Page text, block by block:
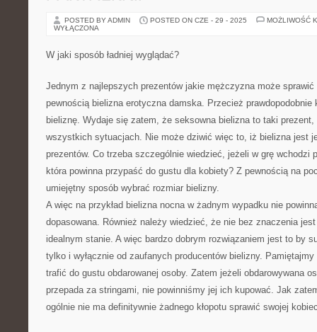
POSTED BY ADMIN POSTED ON CZE - 29 - 2025
MOŻLIWOŚĆ
WYŁĄCZONA
W jaki sposób ładniej wyglądać?
Jednym z najlepszych prezentów jakie mężczyzna może sprawić
pewnością bielizna erotyczna damska. Przecież prawdopodobnie
bieliznę. Wydaje się zatem, że seksowna bielizna to taki prezent,
wszystkich sytuacjach. Nie może dziwić więc to, iż bielizna jest
prezentów. Co trzeba szczególnie wiedzieć, jeżeli w grę wchodzi
która powinna przypaść do gustu dla kobiety? Z pewnością na
umiejętny sposób wybrać rozmiar bielizny.
A więc na przykład bielizna nocna w żadnym wypadku nie
dopasowana. Również należy wiedzieć, że nie bez znaczenia
idealnym stanie. A więc bardzo dobrym rozwiązaniem jest to by
tylko i wyłącznie od zaufanych producentów bielizny.
trafić do gustu obdarowanej osoby. Zatem jeżeli obdarowywana
przepada za stringami, nie powinniśmy jej ich kupować. Jak
ogólnie nie ma definitywnie żadnego kłopotu sprawić swojej